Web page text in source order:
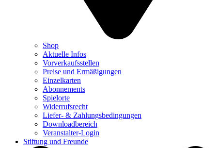
Shop
Aktuelle Infos
Vorverkaufsstellen
Preise und Ermäßigungen
Einzelkarten
Abonnements
Spielorte
Widerrufsrecht
Liefer- & Zahlungsbedingungen
Downloadbereich
Veranstalter-Login
Stiftung und Freunde